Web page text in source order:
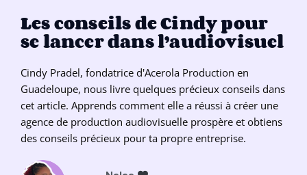
Les conseils de Cindy pour
se lancer dans l’audiovisuel
Cindy Pradel, fondatrice d'Acerola Production en
Guadeloupe, nous livre quelques précieux conseils dans
cet article. Apprends comment elle a réussi à créer une
agence de production audiovisuelle prospère et obtiens
des conseils précieux pour ta propre entreprise.